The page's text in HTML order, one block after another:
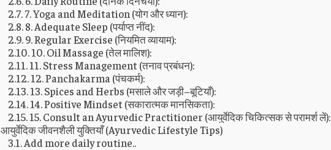
7. Yoga and Meditation (योग और ध्यान):
8. Adequate Sleep (पर्याप्त नींद):
9. Regular Exercise (नियमित व्यायाम):
10. Oil Massage (तेल मालिश):
11. Stress Management (तनाव प्रबंधन):
12. Panchakarma (पंचकर्म):
13. Spices and Herbs (मसाले और जड़ी–बूटियाँ):
14. Positive Mindset (सकारात्मक मानसिकता):
15. Consult an Ayurvedic Practitioner (आयुर्वेदिक चिकित्सक से परामर्श लें):
आयुर्वेदिक जीवनशैली युक्तियाँ (Ayurvedic Lifestyle Tips)
Add more daily routine..